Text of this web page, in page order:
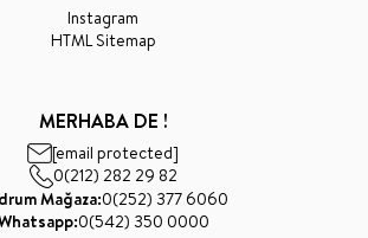
Instagram
HTML Sitemap
MERHABA DE !
[email protected]
0(212) 282 29 82
Mağaza:0(252) 377 6060
0(542) 350 0000